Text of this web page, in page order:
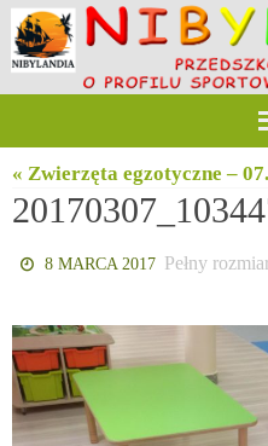
Przejdź
do
treści
« Zwierzęta egzotyczne –
8 MARCA 2017 Pełny